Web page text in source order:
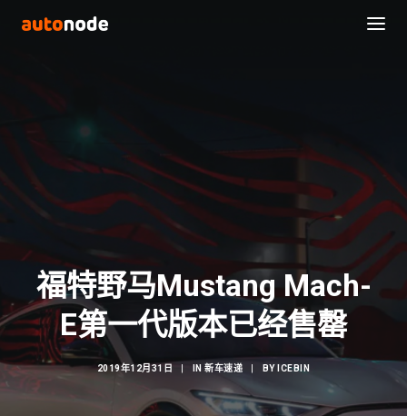
Search
福特野马Mustang Mach-
E第一代版本已经售罄
2019年12月31日 IN新车速递 BY ICEBIN